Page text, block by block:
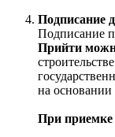
Подписание
Подписание
Прийти
на основании
При приемке